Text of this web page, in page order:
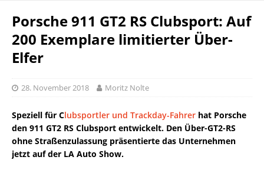
Porsche 911 GT2 RS Clubsport: Auf
200 Exemplare limitierter Über-
Elfer
28. November 2018 Moritz Nolte
Speziell für Clubsportler und Trackday-Fahrer hat Porsche
den 911 GT2 RS Clubsport entwickelt. Den Über-GT2-RS
ohne Straßenzulassung präsentierte das Unternehmen
jetzt auf der LA Auto Show.